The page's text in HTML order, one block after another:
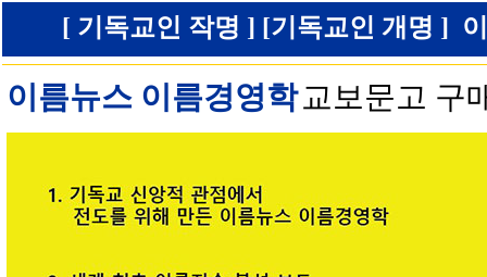
[ 기독교인 작명 ] [기독교인 개명 ]
이름뉴스 이름경영학 교보문고 구